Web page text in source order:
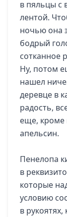
в пяльцы с
лентой.
ночью она
бодрый
сотканное
Ну, потом
нашел
деревце в
радость,
еще, кроме
апельсин.
Пенелопа
в
которые
условию
в рукоятях,